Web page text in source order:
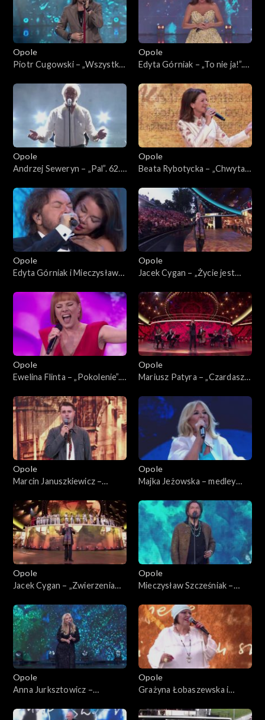
Opole
Piotr Cugowski – „Wszystko
Koncert „Trzy ćwiartki Jacka
Opole
Edyta Górniak – „To nie ja!”.
ćwiartki Jacka Cygana”
Opole
Andrzej Seweryn – „Pal”. 62.
ćwiartki Jacka Cygana”
Opole
Beata Rybotycka – „Chwytaj
„Trzy ćwiartki Jacka Cygana”
Opole
Edyta Górniak i Mieczysław
serca”. 62. KFPP: Koncert
„Trzy ćwiartki Jacka Cygana”
Opole
Jacek Cygan – „Życie jest
„Trzy ćwiartki Jacka Cygana”
Opole
Ewelina Flinta – „Pokolenie”.
ćwiartki Jacka Cygana”
Opole
Mariusz Patyra – „Czardasz
Koncert „Trzy ćwiartki Jacka
Cygana”
Opole
Marcin Januszkiewicz –
Koncert „Trzy ćwiartki Jacka
Cygana”
Opole
Majka Jeżowska – medley
KFPP: Koncert „Trzy
ćwiartki Jacka Cygana”
Opole
Jacek Cygan – „Zwierzenia
KFPP: Koncert „Trzy
ćwiartki Jacka Cygana”
Opole
Mieczysław Szcześniak –
KFPP: Koncert „Trzy
ćwiartki Jacka Cygana”
Opole
Anna Jurksztowicz –
pogody". 62. KFPP: Koncert
Opole
Grażyna Łobaszewska i
uczy pogody”. 62. KFPP: